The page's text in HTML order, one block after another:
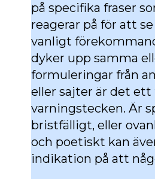
på specifika fraser
reagerar på för att
vanligt
dyker upp samma
formuleringar från
eller sajter är det
varningstecken. Är
bristfälligt, eller
och poetiskt kan
indikation på att